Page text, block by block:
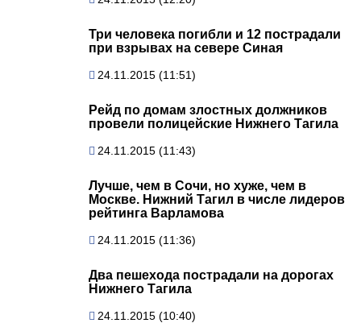
Три человека погибли и 12 пострадали
при взрывах на севере Синая
24.11.2015 (11:51)
Рейд по домам злостных должников
провели полицейские Нижнего Тагила
24.11.2015 (11:43)
Лучше, чем в Сочи, но хуже, чем в
Москве. Нижний Тагил в числе лидеров
рейтинга Варламова
24.11.2015 (11:36)
Два пешехода пострадали на дорогах
Нижнего Тагила
24.11.2015 (10:40)